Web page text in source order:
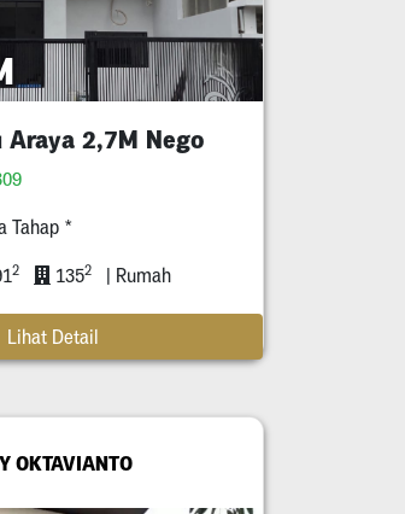
Araya 2,7M Nego
Tahap *
2 1352 | Rumah
Lihat Detail
OKTAVIANTO